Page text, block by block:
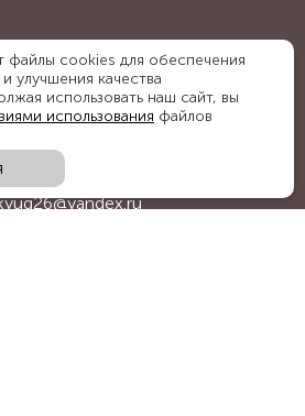
Адрес:
край, с. Надежда,
1Б
файлы cookies для обеспечения
улучшения качества
использовать наш сайт, вы
использования файлов